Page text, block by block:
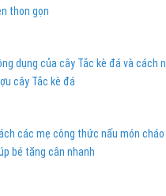
thon gọn
dụng của cây Tắc kè đá và cách
cây Tắc kè đá
các mẹ công thức nấu món cháo
bé tăng cân nhanh